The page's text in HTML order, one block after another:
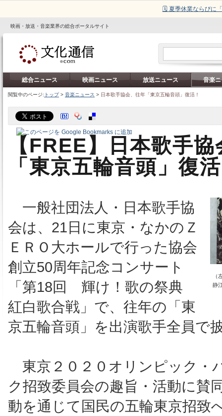
🗓️ 夏季休業ならびに
映画・放送・音楽業界の総合ポータルサイト
総合ニュース 映画ニュース 放送ニュース 音楽
閲覧中のページ: トップ> 音楽ニュース > 日本歌手協会、往年「東京五輪音頭」復活！
【FREE】日本歌手
「東京五輪音頭」復
（
静
一般社団法人・日本歌手協
会は、21日に東京・なかのＺ
ＥＲＯ大ホールで行った協会
創立50周年記念コンサート
「第18回 輝け！歌の祭典
紅白歌合戦」で、往年の「東
京五輪音頭」を出演歌手全員で
東京２０２０オリンピック・
ク招致委員会の趣旨・活動に賛
動を通じて国民の五輪東京招致